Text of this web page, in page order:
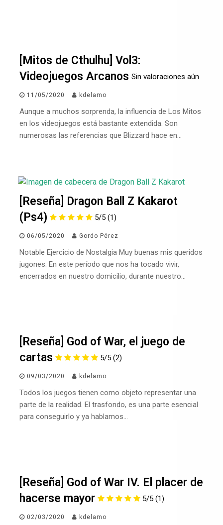
[Mitos de Cthulhu] Vol3:
Videojuegos Arcanos Sin valoraciones aún
11/05/2020 kdelamo
Aunque a muchos sorprenda, la influencia de Los Mitos
en los videojuegos está bastante extendida. Son
numerosas las referencias que Blizzard hace en…
[Reseña] Dragon Ball Z Kakarot
(Ps4)
5/5 (1)
06/05/2020 Gordo Pérez
Notable Ejercicio de Nostalgia Muy buenas mis queridos
jugones: En este período que nos ha tocado vivir,
encerrados en nuestro domicilio, durante nuestro…
[Reseña] God of War, el juego de
cartas
5/5 (2)
09/03/2020 kdelamo
Todos los juegos tienen como objeto representar una
parte de la realidad. El trasfondo, es una parte esencial
para conseguirlo y ya hablamos…
[Reseña] God of War IV. El placer de
hacerse mayor
5/5 (1)
02/03/2020 kdelamo